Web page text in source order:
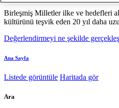
Birleşmiş Milletler ilke ve hedefleri
kültürünü teşvik eden 20 yıl daha
Değerlendirmeyi ne şekilde
Ana Sayfa
Listede görüntüle Haritada gör
Ara